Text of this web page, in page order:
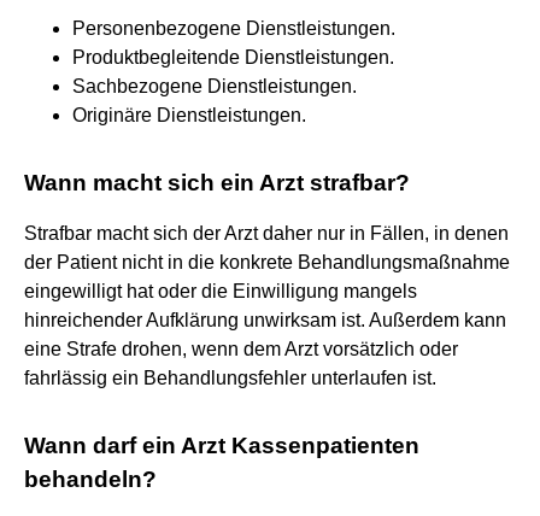
Personenbezogene Dienstleistungen.
Produktbegleitende Dienstleistungen.
Sachbezogene Dienstleistungen.
Originäre Dienstleistungen.
Wann macht sich ein Arzt strafbar?
Strafbar macht sich der Arzt daher nur in Fällen, in denen
der Patient nicht in die konkrete Behandlungsmaßnahme
eingewilligt hat oder die Einwilligung mangels
hinreichender Aufklärung unwirksam ist. Außerdem kann
eine Strafe drohen, wenn dem Arzt vorsätzlich oder
fahrlässig ein Behandlungsfehler unterlaufen ist.
Wann darf ein Arzt Kassenpatienten
behandeln?